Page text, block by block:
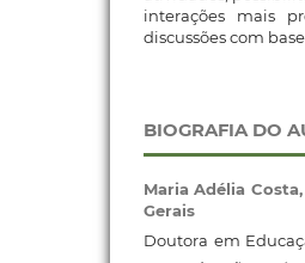
interações mais
discussões com
BIOGRAFIA DO
Maria Adélia Costa,
Gerais
Doutora em